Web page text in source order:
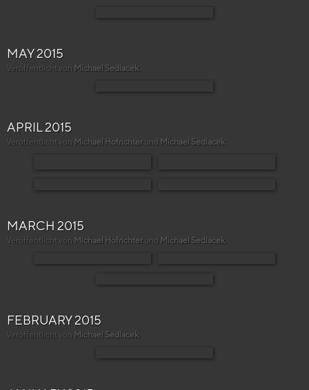
MAY 2015
Veröffentlicht von Michael Sedlacek
APRIL 2015
Veröffentlicht von Michael Hofrichterund Michael Sedlacek
MARCH 2015
Veröffentlicht von Michael Hofrichterund Michael Sedlacek
FEBRUARY 2015
Veröffentlicht von Michael Sedlacek